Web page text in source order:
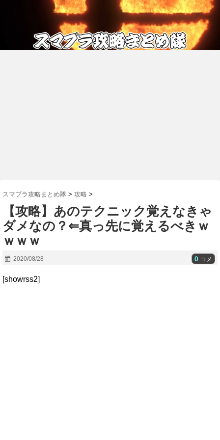
スマブラ攻略まとめ隊 > 攻略 >
【攻略】あのテクニック覚えなきゃ
ダメなの？⇐真っ先に覚えるべきｗ
ｗｗｗ
2020/08/28 0 コメ
[showrss2]